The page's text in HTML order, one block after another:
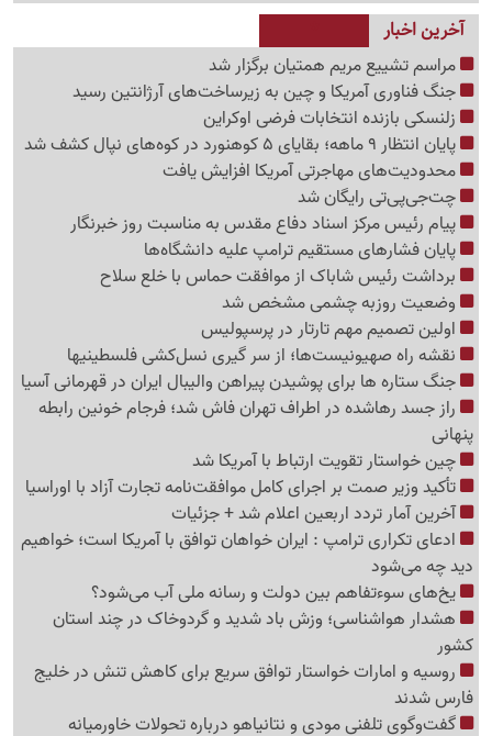
آخرین اخبار
مراسم تشییع مریم همتیان برگزار شد
جنگ فناوری آمریکا و چین به زیرساخت‌های آرژانتین رسید
زلنسکی بازنده انتخابات فرضی اوکراین
پایان انتظار 9 ماهه؛ بقایای 5 کوهنورد در کوه‌های نپال کشف شد
محدودیت‌های مهاجرتی آمریکا افزایش یافت
چت‌جی‌پی‌تی رایگان شد
پیام رئیس مرکز اسناد دفاع مقدس به مناسبت روز خبرنگار
پایان فشارهای مستقیم ترامپ علیه دانشگاه‌ها
برداشت رئیس شاباک از موافقت حماس با خلع سلاح
وضعیت روزبه چشمی مشخص شد
اولین تصمیم مهم تارتار در پرسپولیس
نقشه راه صهیونیست‌ها؛ از سر گیری نسل‌کشی فلسطینی‍ها
جنگ ستاره ها برای پوشیدن پیراهن والیبال ایران در قهرمانی آسیا
راز جسد رهاشده در اطراف تهران فاش شد؛ فرجام خونین رابطه
پنهانی
چین خواستار تقویت ارتباط با آمریکا شد
تأکید وزیر صمت بر اجرای کامل موافقت‌نامه تجارت آزاد با اوراسیا
آخرین آمار تردد اربعین اعلام شد + جزئیات
ادعای تکراری ترامپ : ایران خواهان توافق با آمریکا است؛ خواهیم
دید چه می‌شود
یخ‌های سوءتفاهم بین دولت و رسانه ملی آب می‌شود؟
هشدار هواشناسی؛ وزش باد شدید و گردوخاک در چند استان
کشور
روسیه و امارات خواستار توافق سریع برای کاهش تنش در خلیج
فارس شدند
گفت‌وگوی تلفنی مودی و نتانیاهو درباره تحولات خاورمیانه